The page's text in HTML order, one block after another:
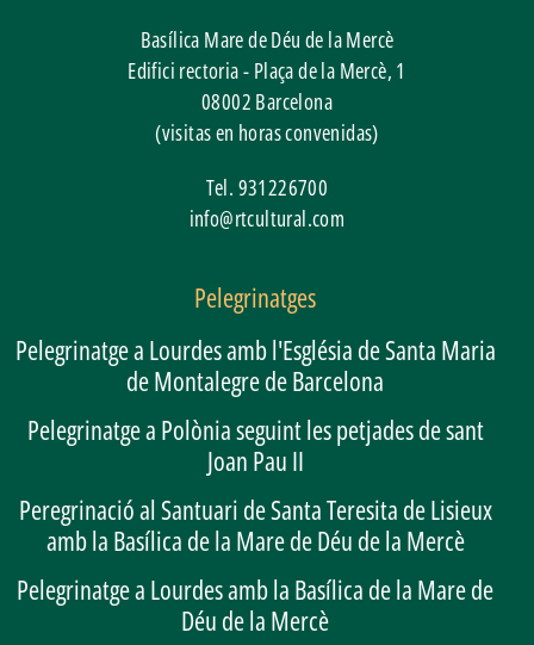
Basílica Mare de Déu de la Mercè
Edifici rectoria - Plaça de la Mercè, 1
08002 Barcelona
(visitas en horas convenidas)
Tel. 931226700
info@rtcultural.com
Pelegrinatges
Pelegrinatge a Lourdes amb l'Església de Santa Maria
de Montalegre de Barcelona
Pelegrinatge a Polònia seguint les petjades de sant
Joan Pau II
Peregrinació al Santuari de Santa Teresita de Lisieux
amb la Basílica de la Mare de Déu de la Mercè
Pelegrinatge a Lourdes amb la Basílica de la Mare de
Déu de la Mercè